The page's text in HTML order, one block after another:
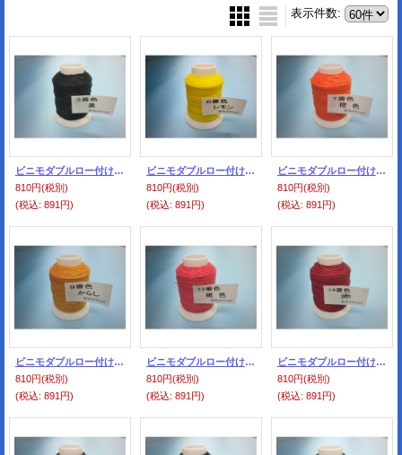
表示件数:
ビニモダブルロー付け ０番手 3番色・黒
810円(税別)
(税込: 891円)
ビニモダブルロー付け ０番手 6番色・レモン
810円(税別)
(税込: 891円)
ビニモダブルロー付け ０番手 7番色・橙色
810円(税別)
(税込: 891円)
ビニモダブルロー付け ０番手 9番色・からし
810円(税別)
(税込: 891円)
ビニモダブルロー付け ０番手 13番色・桃色
810円(税別)
(税込: 891円)
ビニモダブルロー付け ０番手 14番色・赤
810円(税別)
(税込: 891円)